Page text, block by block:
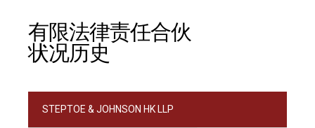
有限法律责任合伙
状况历史
STEPTOE & JOHNSON HK LLP